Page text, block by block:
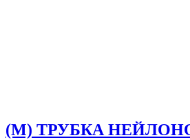
(M) ТРУБКА